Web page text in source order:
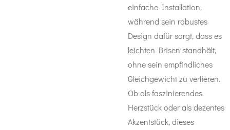
einfache Installation,
während sein robustes
Design dafür sorgt, dass es
leichten Brisen standhält,
ohne sein empfindliches
Gleichgewicht zu verlieren.
Ob als faszinierendes
Herzstück oder als dezentes
Akzentstück, dieses